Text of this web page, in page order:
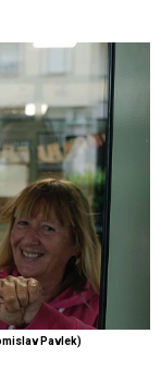
Pavlek)